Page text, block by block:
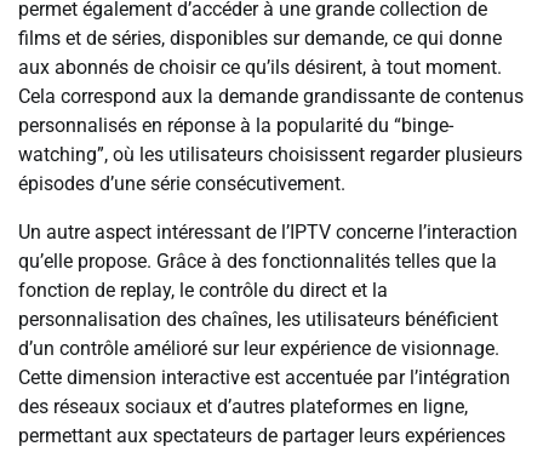
permet également d’accéder à une grande collection de
films et de séries, disponibles sur demande, ce qui donne
aux abonnés de choisir ce qu’ils désirent, à tout moment.
Cela correspond aux la demande grandissante de contenus
personnalisés en réponse à la popularité du “binge-
watching”, où les utilisateurs choisissent regarder plusieurs
épisodes d’une série consécutivement.
Un autre aspect intéressant de l’IPTV concerne l’interaction
qu’elle propose. Grâce à des fonctionnalités telles que la
fonction de replay, le contrôle du direct et la
personnalisation des chaînes, les utilisateurs bénéficient
d’un contrôle amélioré sur leur expérience de visionnage.
Cette dimension interactive est accentuée par l’intégration
des réseaux sociaux et d’autres plateformes en ligne,
permettant aux spectateurs de partager leurs expériences